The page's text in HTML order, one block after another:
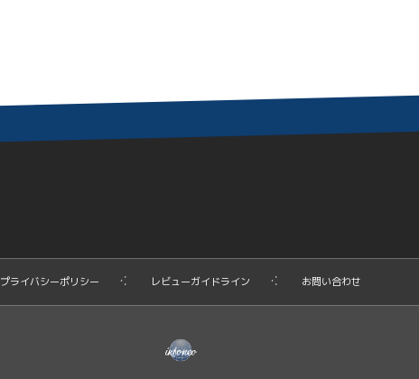
プライバシーポリシー レビューガイドライン お問い合わせ